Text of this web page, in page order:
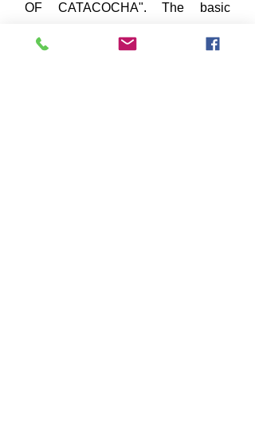
OF CATACOCHA". The basic
consultation, emergency,